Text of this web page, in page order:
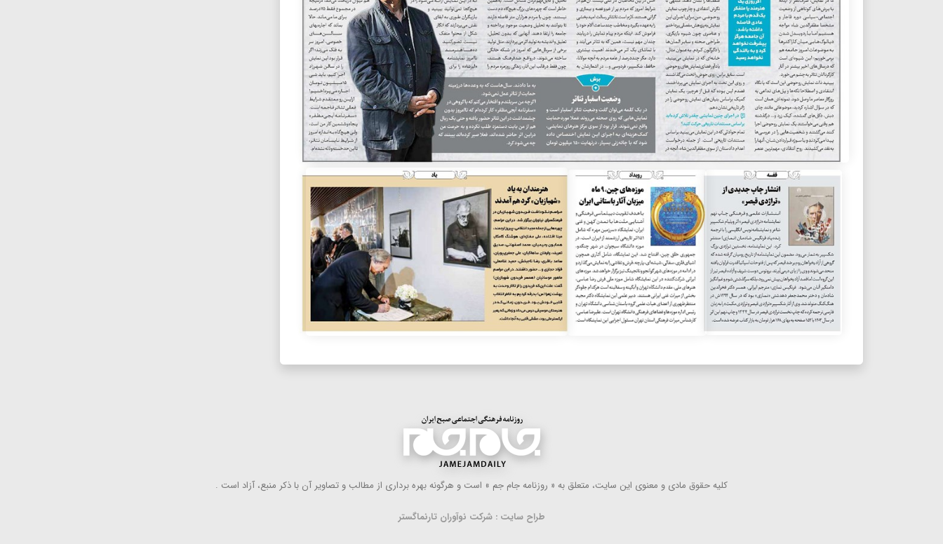
كلیه حقوق مادی و معنوی این سایت، متعلق به « روزنامه جام جم » است و هرگونه بهره ‌برداری از مطالب و تصاویر آن با ذكر منبع، آزاد است .
طراح سایت : شرکت نوآوران تارنماگستر